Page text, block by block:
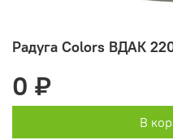
Радуга Colors ВДАК
0 ₽
В